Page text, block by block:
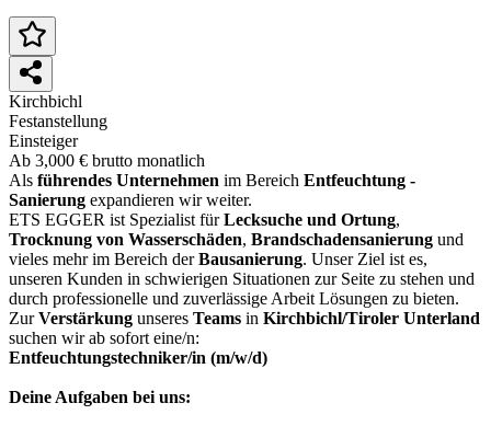
Kirchbichl
Festanstellung
Einsteiger
Ab 3,000 € brutto monatlich
Als führendes Unternehmen im Bereich Entfeuchtung -
Sanierung expandieren wir weiter.
ETS EGGER ist Spezialist fürLecksuche und Ortung,
Trocknung von Wasserschäden, Brandschadensanierung und
vieles mehr im Bereich derBausanierung. Unser Ziel ist es,
unseren Kunden in schwierigen Situationen zur Seite zu stehen und
durch professionelle und zuverlässige Arbeit Lösungen zu bieten.
ZurVerstärkung unseres Teams in Kirchbichl/Tiroler Unterland
suchen wir ab sofort eine/n:
Entfeuchtungstechniker/in (m/w/d)
Deine Aufgaben bei uns: